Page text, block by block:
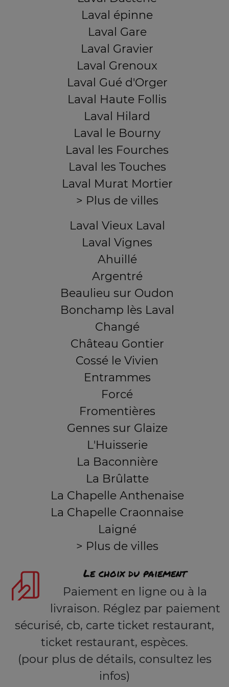
Laval épinne
Laval Gare
Laval Gravier
Laval Grenoux
Laval Gué d'Orger
Laval Haute Follis
Laval Hilard
Laval le Bourny
Laval les Fourches
Laval les Touches
Laval Murat Mortier
> Plus de villes
Laval Vieux Laval
Laval Vignes
Ahuillé
Argentré
Beaulieu sur Oudon
Bonchamp lès Laval
Changé
Château Gontier
Cossé le Vivien
Entrammes
Forcé
Fromentières
Gennes sur Glaize
L'Huisserie
La Baconnière
La Brûlatte
La Chapelle Anthenaise
La Chapelle Craonnaise
Laigné
> Plus de villes
Le choix du paiement
Paiement en ligne ou à la
livraison. Réglez par paiement
sécurisé, cb, carte ticket restaurant,
ticket restaurant, espèces.
(pour plus de détails, consultez les
infos)